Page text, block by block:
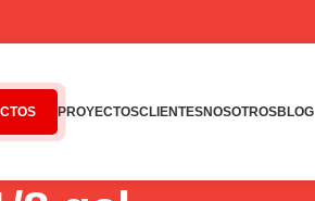
PROYECTOSCLIENTESNOSOTROSBLOG